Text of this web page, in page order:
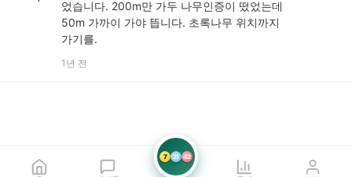
었습니다. 200m만 가두 나무인증이 떴었는데
50m 가까이 가야 뜹니다. 초록나무 위치까지
가기를.
1년 전
7 21 42